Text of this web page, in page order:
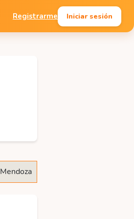
Registrarme Iniciar sesión
Mendoza